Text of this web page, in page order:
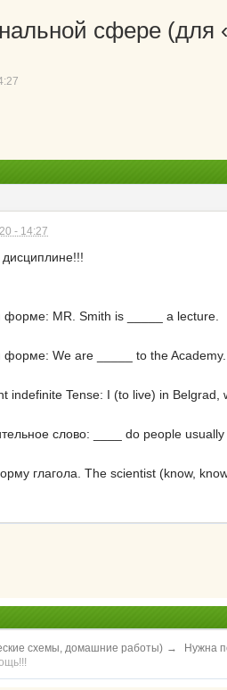
сфере (для
- 14:27
дисциплине!!!
форме: MR. Smith is _____ a lecture.
форме: We are _____ to the Academy.
indefinite Tense: I (to live) in Belgrad,
слово: ____ do people
глагола. The scientist (know,
схемы, домашние работы) → Нужна